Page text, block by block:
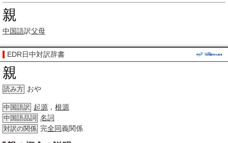
親
中国語訳父母
EDR日中対訳辞書
親
読み方 おや
中国語訳 起源 ， 根源
中国語品詞 名詞
対訳の関係 完全同義関係